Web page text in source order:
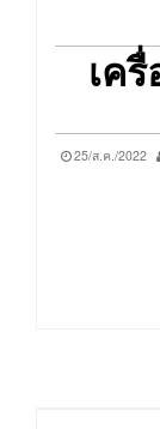
เค
25/ส.ค./2022